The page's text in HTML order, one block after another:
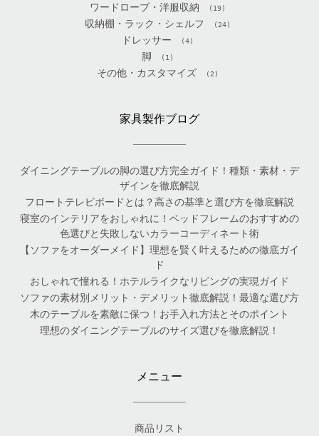
ワードローブ・洋服収納 (19)
収納棚・ラック・シェルフ (24)
ドレッサー (4)
脚 (1)
その他・カスタマイズ (2)
家具製作ブログ
ダイニングテーブルの脚の選び方完全ガイド！種類・素材・デ
ザインを徹底解説
フロートテレビボードとは？高さの基準と選び方を徹底解説
寝室のインテリアをおしゃれに！ベッドフレームのおすすめの
色選びと失敗しないカラーコーディネート術
【ソファをオーダーメイド】理想を賢く叶えるための徹底ガイ
ド
おしゃれで憧れる！ホテルライクなリビングの実現ガイド
ソファの素材別メリット・デメリット徹底解説！最適な選び方
木のテーブルを素敵に保つ！お手入れ方法とそのポイント
理想のダイニングテーブルのサイズ選びを徹底解説！
メニュー
商品リスト